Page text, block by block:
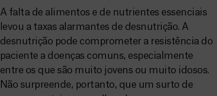
A falta de alimentos e de nutrientes essenciais
levou a taxas alarmantes de desnutrição. A
desnutrição pode comprometer a resistência do
paciente a doenças comuns, especialmente
entre os que são muito jovens ou muito idosos.
Não surpreende, portanto, que um surto de